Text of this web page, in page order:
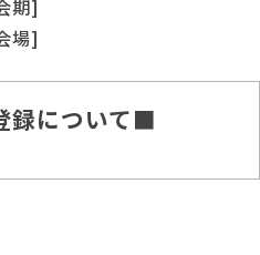
期]
場]
録について■